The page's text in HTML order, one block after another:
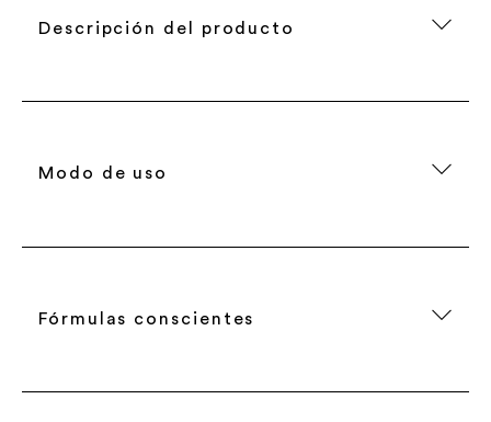
Descripción del producto
Modo de uso
Fórmulas conscientes